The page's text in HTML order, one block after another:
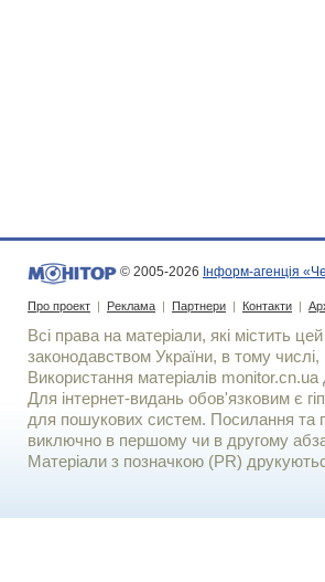
© 2005-2026 Інформ-агенція
Про проект | Реклама | Партнери | Контакти |
Всі права на матеріали, які містить
законодавством України, в тому
Використання матерiалiв
Для iнтернет-видань обов'язковим є
для пошукових систем. Посилання та
виключно в першому чи в другому
Матеріали з позначкою (PR)